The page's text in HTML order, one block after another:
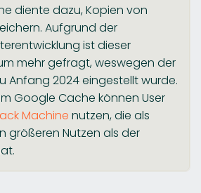
diente dazu, Kopien von
Aufgrund der
ist dieser
mehr gefragt, weswegen der
Anfang 2024 eingestellt wurde.
Google Cache können User
Machine nutzen, die als
größeren Nutzen als der